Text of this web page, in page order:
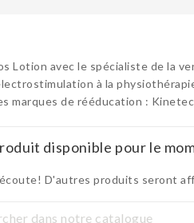
Lotion avec le spécialiste de la
à la
marques de rééducation :
disponible pour le
D'autres produits seront